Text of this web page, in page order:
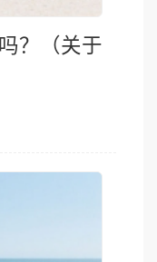
？（关于